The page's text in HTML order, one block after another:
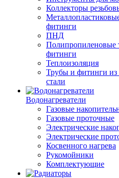
Коллекторы
фитинги
ПНД
Полипропиленовые
фитинги
Теплоизоляция
Трубы и фитинги
стали
Водонагреватели
Газовые
Газовые проточные
Электрические
Электрические
Косвенного нагрева
Рукомойники
Комплектующие